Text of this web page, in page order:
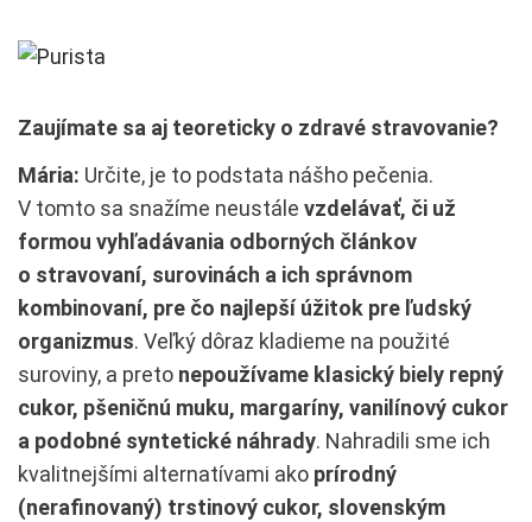
Zaujímate sa aj teoreticky o zdravé stravovanie?
Mária: Určite, je to podstata nášho pečenia.
V tomto sa snažíme neustále vzdelávať, či už
formou vyhľadávania odborných článkov
o stravovaní, surovinách a ich správnom
kombinovaní, pre čo najlepší úžitok pre ľudský
organizmus. Veľký dôraz kladieme na použité
suroviny, a preto nepoužívame klasický biely repný
cukor, pšeničnú muku, margaríny, vanilínový cukor
a podobné syntetické náhrady. Nahradili sme ich
kvalitnejšími alternatívami ako prírodný
(nerafinovaný) trstinový cukor, slovenským